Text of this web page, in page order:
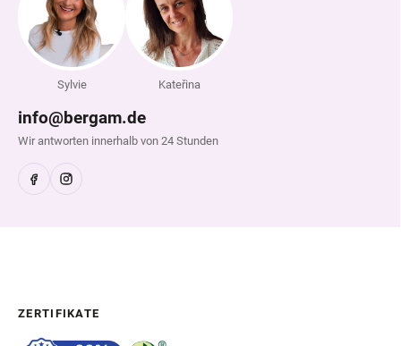
Sylvie Kateřina
info@bergam.de
Wir antworten innerhalb von 24 Stunden
ZERTIFIKATE